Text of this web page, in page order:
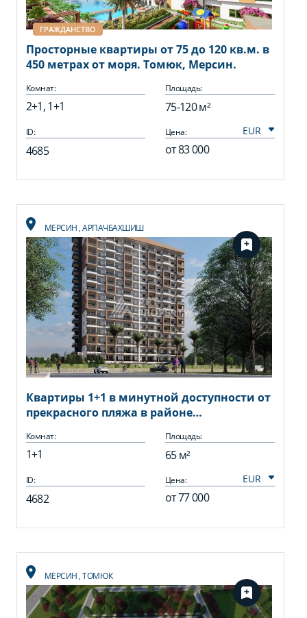
ГРАЖДАНСТВО
Просторные квартиры от 75 до 120 кв.м. в
450 метрах от моря. Томюк, Мерсин.
Комнат:
2+1, 1+1
Площадь:
75-120 м²
ID:
4685
Цена:
от83 000
МЕРСИН,АРПАЧБАХШИШ
Квартиры 1+1 в минутной доступности от
прекрасного пляжа в районе
Комнат:
1+1
Площадь:
65 м²
ID:
4682
Цена:
от77 000
МЕРСИН,ТОМЮК